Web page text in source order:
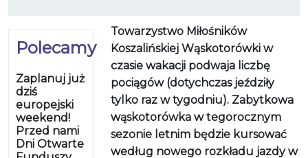
Polecamy
Zaplanuj już
dziś
europejski
weekend!
Przed nami
Dni Otwarte
Towarzystwo Miłośników
Koszalińskiej Wąskotorówki w
czasie wakacji podwaja liczbę
pociągów (dotychczas jeździły
tylko raz w tygodniu). Zabytkowa
wąskotorówka w tegorocznym
sezonie letnim będzie kursować
według nowego rozkładu jazdy w